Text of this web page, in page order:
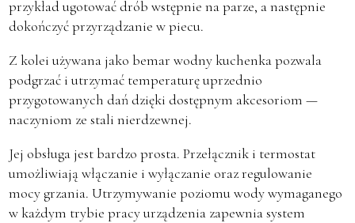
przykład ugotować drób wstępnie na parze, a następnie
dokończyć przyrządzanie w piecu.
Z kolei używana jako bemar wodny kuchenka pozwala
podgrzać i utrzymać temperaturę uprzednio
przygotowanych dań dzięki dostępnym akcesoriom —
naczyniom ze stali nierdzewnej.
Jej obsługa jest bardzo prosta. Przełącznik i termostat
umożliwiają włączanie i wyłączanie oraz regulowanie
mocy grzania. Utrzymywanie poziomu wody wymaganego
w każdym trybie pracy urządzenia zapewnia system